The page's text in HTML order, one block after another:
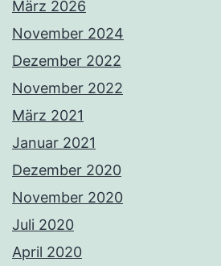
März 2026
November 2024
Dezember 2022
November 2022
März 2021
Januar 2021
Dezember 2020
November 2020
Juli 2020
April 2020